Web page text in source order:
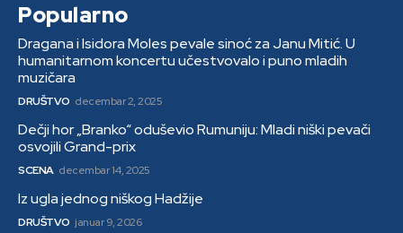
Popularno
Dragana i Isidora Moles pevale sinoć za Janu Mitić. U
humanitarnom koncertu učestvovalo i puno mladih
muzičara
DRUŠTVO decembar 2, 2025
Dečji hor „Branko“ oduševio Rumuniju: Mladi niški pevači
osvojili Grand-prix
SCENA decembar 14, 2025
Iz ugla jednog niškog Hadžije
DRUŠTVO januar 9, 2026